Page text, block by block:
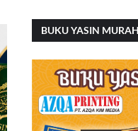
BUKU YASIN MURAH